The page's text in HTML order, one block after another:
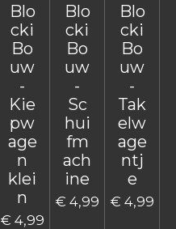
Blo
cki
Bo
uw
-
Kie
pw
age
n
klei
n
€ 4,99
Blo
cki
Bo
uw
-
Sc
hui
fm
ach
ine
€ 4,99
Blo
cki
Bo
uw
-
Tak
elw
age
ntj
e
€ 4,99